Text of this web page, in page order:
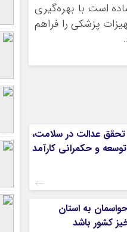
است با بهره‌گیری
پزشکی را فراهم
تحقق عدالت در سلامت،
توسعه و حکمرانی کارآمد
به استان
کشور باشد